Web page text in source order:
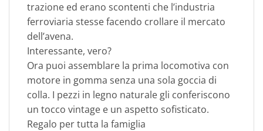
trazione ed erano scontenti che l’industria
ferroviaria stesse facendo crollare il mercato
dell’avena.
Interessante, vero?
Ora puoi assemblare la prima locomotiva con
motore in gomma senza una sola goccia di
colla. I pezzi in legno naturale gli conferiscono
un tocco vintage e un aspetto sofisticato.
Regalo per tutta la famiglia